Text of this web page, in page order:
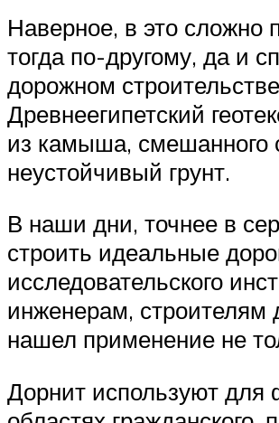
Наверное, в это сложно
тогда по-другому, да и
дорожном
Древнеегипетский
из камыша, смешанного
неустойчивый грунт.
В наши дни, точнее в
строить идеальные
исследовательского
инженерам, строителям
нашел применение не
Дорнит используют для